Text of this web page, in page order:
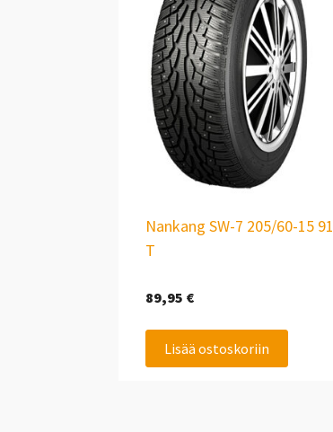
Nankang SW-7 205/60-15 91
T
89,95 €
Lisää ostoskoriin